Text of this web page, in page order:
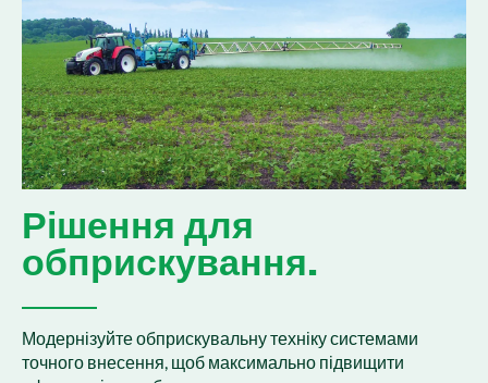
Рішення для
обприскування.
Модернізуйте обприскувальну техніку системами
точного внесення, щоб максимально підвищити